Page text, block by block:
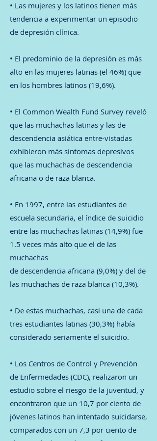
• Las mujeres y los latinos tienen más
tendencia a experimentar un episodio
de depresión clínica.
• El predominio de la depresión es más
alto en las mujeres latinas (el 46%) que
en los hombres latinos (19,6%).
• El Common Wealth Fund Survey reveló
que las muchachas latinas y las de
descendencia asiática entre-vistadas
exhibieron más síntomas depresivos
que las muchachas de descendencia
africana o de raza blanca.
• En 1997, entre las estudiantes de
escuela secundaria, el índice de suicidio
entre las muchachas latinas (14,9%) fue
1.5 veces más alto que el de las
muchachas
de descendencia africana (9,0%) y del de
las muchachas de raza blanca (10,3%).
• De estas muchachas, casi una de cada
tres estudiantes latinas (30,3%) había
considerado seriamente el suicidio.
• Los Centros de Control y Prevención
de Enfermedades (CDC), realizaron un
estudio sobre el riesgo de la juventud, y
encontraron que un 10,7 por ciento de
jóvenes latinos han intentado suicidarse,
comparados con un 7,3 por ciento de